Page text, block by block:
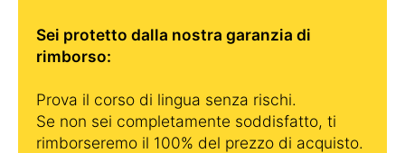
Sei protetto dalla nostra garanzia di
rimborso:
Prova il corso di lingua senza rischi.
Se non sei completamente soddisfatto, ti
rimborseremo il 100% del prezzo di acquisto.